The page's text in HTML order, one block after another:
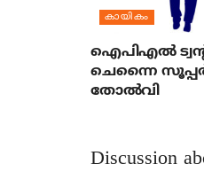
കായികം
ഐപിഎല്‍
ചെന്നൈ
തോല്‍വി
Discussion